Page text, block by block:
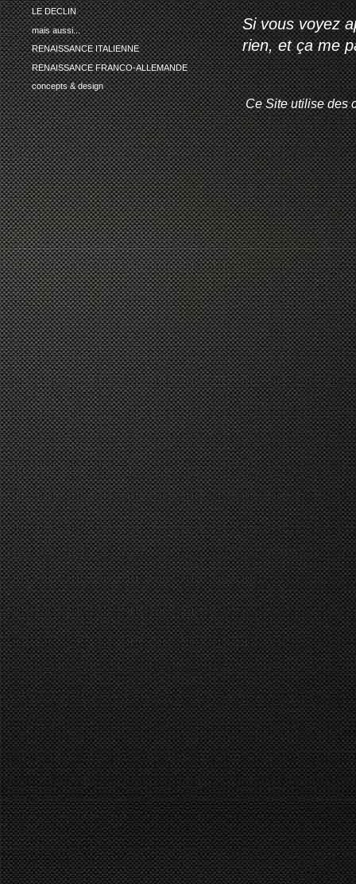
LE DECLIN
mais aussi...
RENAISSANCE ITALIENNE
RENAISSANCE FRANCO-ALLEMANDE
concepts & design
Si vous voyez
rien, et ça me
Ce Site utilise des